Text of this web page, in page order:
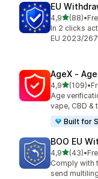
EU
4,9av 5(88)
Totalt 88 •
In 2 clicks
EU 2023/
AgeX ‑
4,9av 5(109)
Totalt 109 •
Age
vape, CBD &
Built for
BOO EU
4,9av 5(43)
Totalt 43 •
Comply with
send